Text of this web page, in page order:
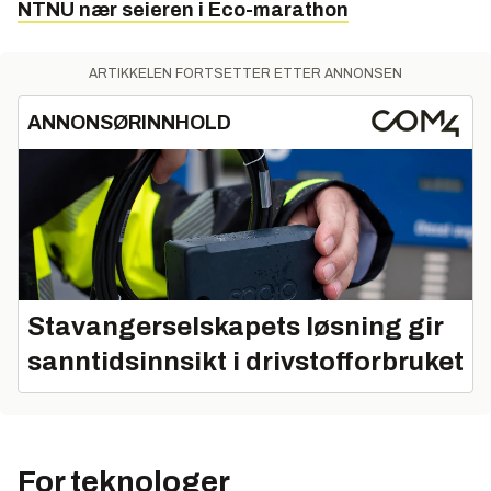
NTNU nær seieren i Eco-marathon
ARTIKKELEN FORTSETTER ETTER ANNONSEN
ANNONSØRINNHOLD
Stavangerselskapets løsning gir
sanntidsinnsikt i drivstofforbruket
For teknologer